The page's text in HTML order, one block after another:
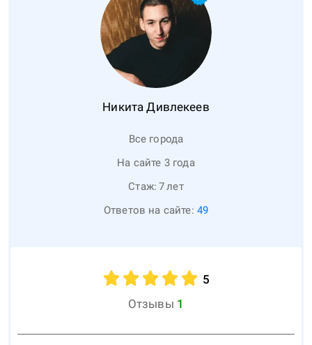
Никита Дивлекеев
Все города
На сайте 3 года
Стаж: 7лет
Ответов на сайте: 49
5
Отзывы 1